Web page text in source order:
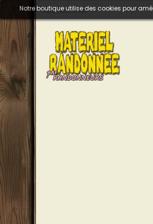
Notre boutique utilise des cookies pour